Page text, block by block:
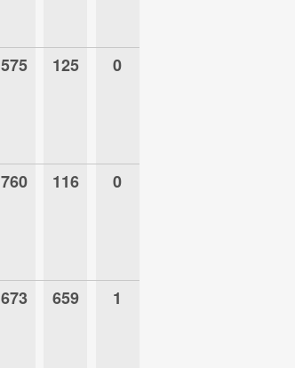
575 125 0
760 116 0
673 659 1